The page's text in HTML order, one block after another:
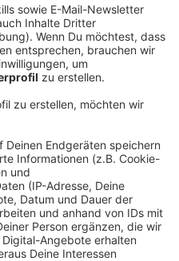
gesorgt – sagt
10:58
eher günstigere Gericht
könnten
indem sie ihre
günstigere Gerichte
könne man jetzt aber
gingen die